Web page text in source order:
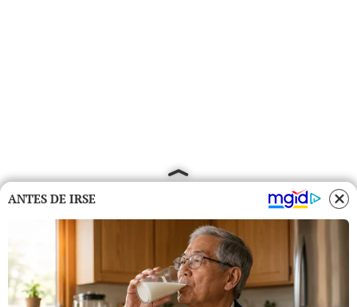
ANTES DE IRSE